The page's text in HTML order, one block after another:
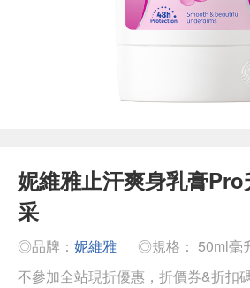
妮維雅止汗爽身乳膏
采
◎品牌： 妮維雅
◎規格： 50ml毫
不參加全站現折優惠，折價券&折扣